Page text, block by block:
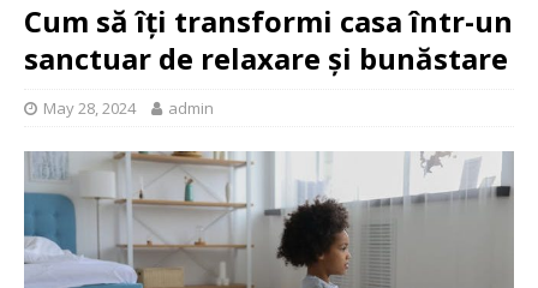
Cum să îți transformi casa într-un
sanctuar de relaxare și bunăstare
May 28, 2024 admin